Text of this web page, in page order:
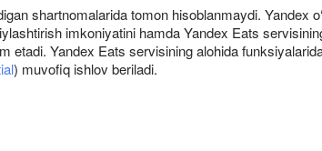
shartnomalarida tomon hisoblanmaydi. Yandex
imkoniyatini hamda Yandex Eats
etadi. Yandex Eats servisining alohida
) muvofiq ishlov beriladi.